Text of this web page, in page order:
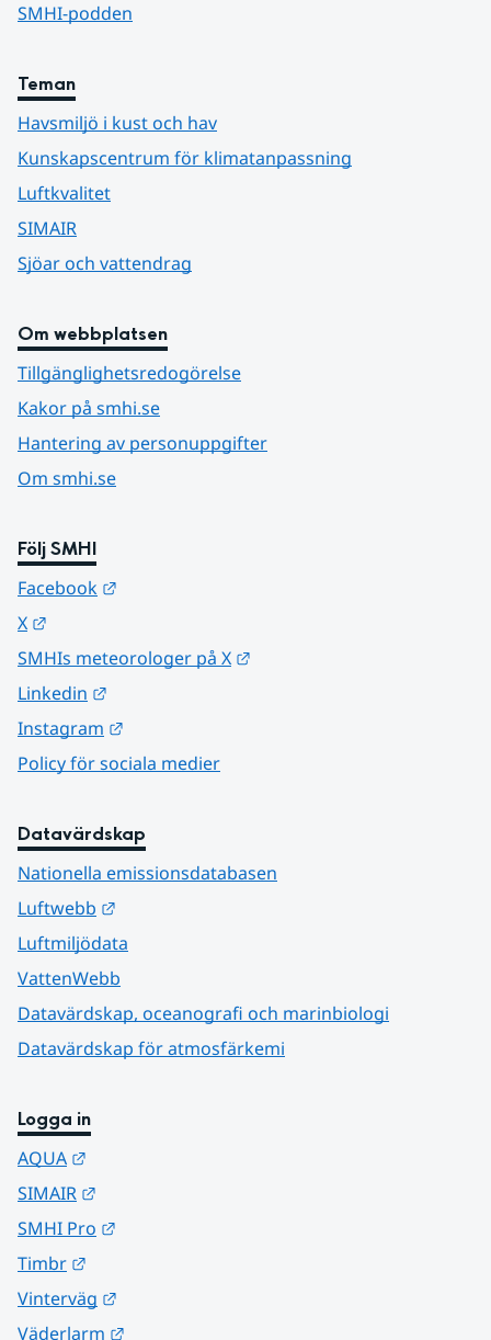
SMHI-podden
Teman
Havsmiljö i kust och hav
Kunskapscentrum för klimatanpassning
Luftkvalitet
SIMAIR
Sjöar och vattendrag
Om webbplatsen
Tillgänglighetsredogörelse
Kakor på smhi.se
Hantering av personuppgifter
Om smhi.se
Följ SMHI
Facebook
X
SMHIs meteorologer på X
Linkedin
Instagram
Policy för sociala medier
Datavärdskap
Nationella emissionsdatabasen
Luftwebb
Luftmiljödata
VattenWebb
Datavärdskap, oceanografi och marinbiologi
Datavärdskap för atmosfärkemi
Logga in
AQUA
SIMAIR
SMHI Pro
Timbr
Vinterväg
Väderlarm